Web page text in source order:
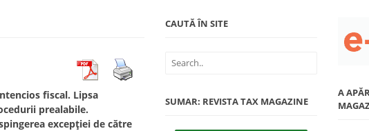
fiscal. Lipsa
prealabile.
excepţiei de către
CAUTĂ ÎN SITE
SUMAR: REVISTA TAX MAGAZINE
A